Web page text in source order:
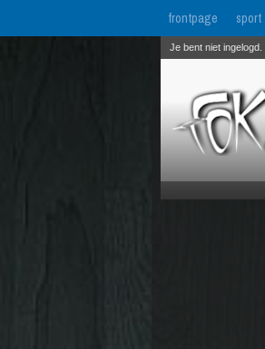
frontpage sport
Je bent niet ingelogd.